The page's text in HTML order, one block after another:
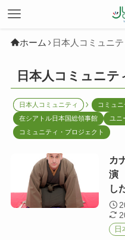
ホーム 日本人コミュニテ
日本人コミュニテ
日本人コミュニティ コミュ
在シアトル日本国総領事館
ユニ
コミュニティ・プロジェクト
カ
演
し
日